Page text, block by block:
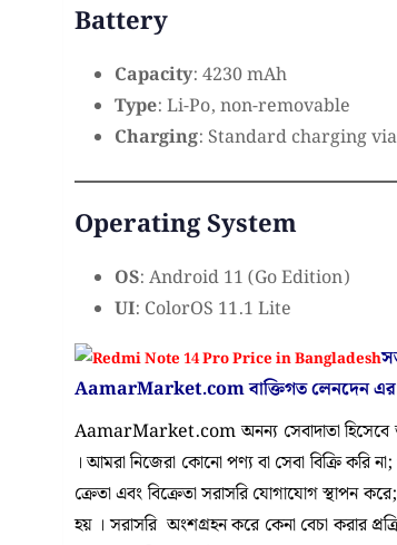
Battery
Capacity: 4230 mAh
Type: Li-Po, non-removable
Charging: Standard charging
Operating System
OS: Android 11 (Go Edition)
UI: ColorOS 11.1 Lite
AamarMarket.comবাক্তিগত লেনদেন
AamarMarket.com অনন্য সেবাদাতা হিসেবে
। আমরা নিজেরা কোনো পণ্য বা সেবা বিক্রি করি
ক্রেতা এবং বিক্রেতা সরাসরি যোগাযোগ স্থাপন
হয় । সরাসরি অংশগ্রহন করে কেনা বেচা করার